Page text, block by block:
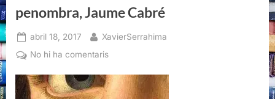
penombra, Jaume Cabré
Posted
on
abril 18, 2017 By
XavierSerrahima
No hi ha comentarisa
literàries